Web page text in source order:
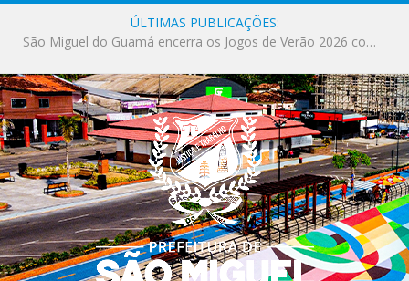
ÚLTIMAS PUBLICAÇÕES:
Milhares de fiéis tomam as ruas de São Miguel do Guamá em uma grande celebração de fé na Marcha para Jesus 2026.